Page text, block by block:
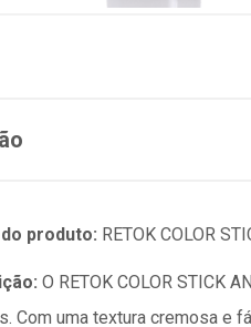
produto: RETOK COLOR
O RETOK COLOR STICK
Com uma textura cremosa e